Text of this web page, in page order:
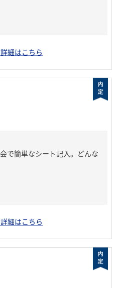
細はこちら
で簡単なシート記入。どんな
細はこちら